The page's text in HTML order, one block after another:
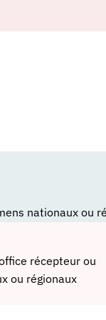
nationaux ou
récepteur ou
ou régionaux